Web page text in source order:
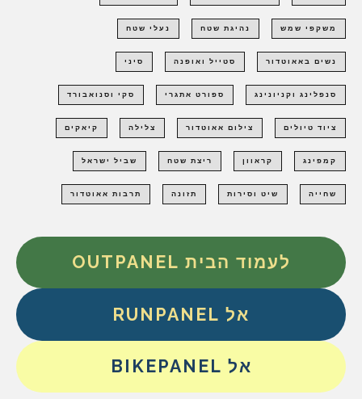
משקפי שמש נהיגת שטח נעלי שטח
נשים באאוטדור סטייל ואופנה סיני
סנפלינג וקניונינג ספורט אתגרי סקי וסנואבורד
ציוד טיולים צילום אאוטדור צלילה קיאקים
קמפינג קראוון ריצת שטח שביל ישראל
שחייה שיט וסירות תזונה תרבות אאוטדור
לעמוד הבית OUTPANEL
אל RUNPANEL
אל BIKEPANEL